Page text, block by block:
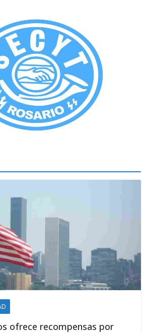
ofrece recompensas por